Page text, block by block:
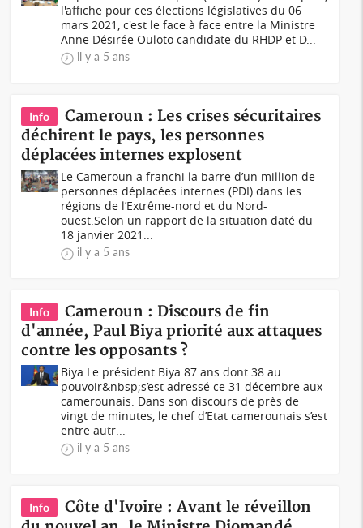
l'affiche pour ces élections législatives du 06
mars 2021, c'est le face à face entre la Ministre
Anne Désirée Ouloto candidate du RHDP et D...
il y a 5 ans
Info
Cameroun : Les crises sécuritaires
déchirent le pays, les personnes
déplacées internes explosent
Le Cameroun a franchi la barre d’un million de
personnes déplacées internes (PDI) dans les
régions de l’Extrême-nord et du Nord-
ouest.Selon un rapport de la situation daté du
18 janvier 2021...
il y a 5 ans
Info
Cameroun : Discours de fin
d'année, Paul Biya priorité aux attaques
contre les opposants ?
Biya Le président Biya 87 ans dont 38 au
pouvoir&nbsp;s’est adressé ce 31 décembre aux
camerounais. Dans son discours de près de
vingt de minutes, le chef d’Etat camerounais s’est
entre autr...
il y a 5 ans
Info
Côte d'Ivoire : Avant le réveillon